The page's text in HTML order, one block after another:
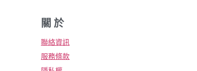
關 於
聯絡資訊
服務條款